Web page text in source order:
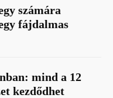
számára
fájdalmas
mind a 12
kezdődhet